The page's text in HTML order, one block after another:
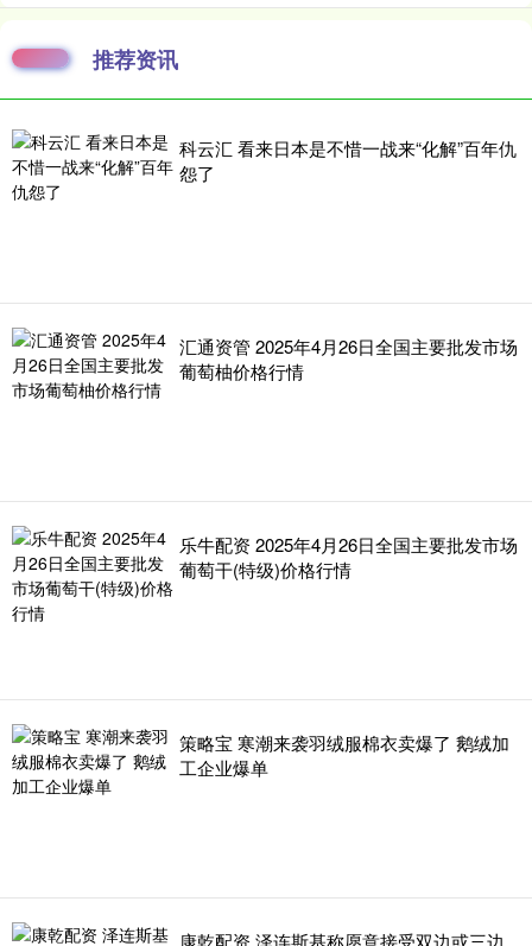
推荐资讯
科云汇 看来日本是不惜一战来“化解”百年仇
怨了
汇通资管 2025年4月26日全国主要批发市场
葡萄柚价格行情
乐牛配资 2025年4月26日全国主要批发市场
葡萄干(特级)价格行情
策略宝 寒潮来袭羽绒服棉衣卖爆了 鹅绒加
工企业爆单
康乾配资 泽连斯基称愿意接受双边或三边